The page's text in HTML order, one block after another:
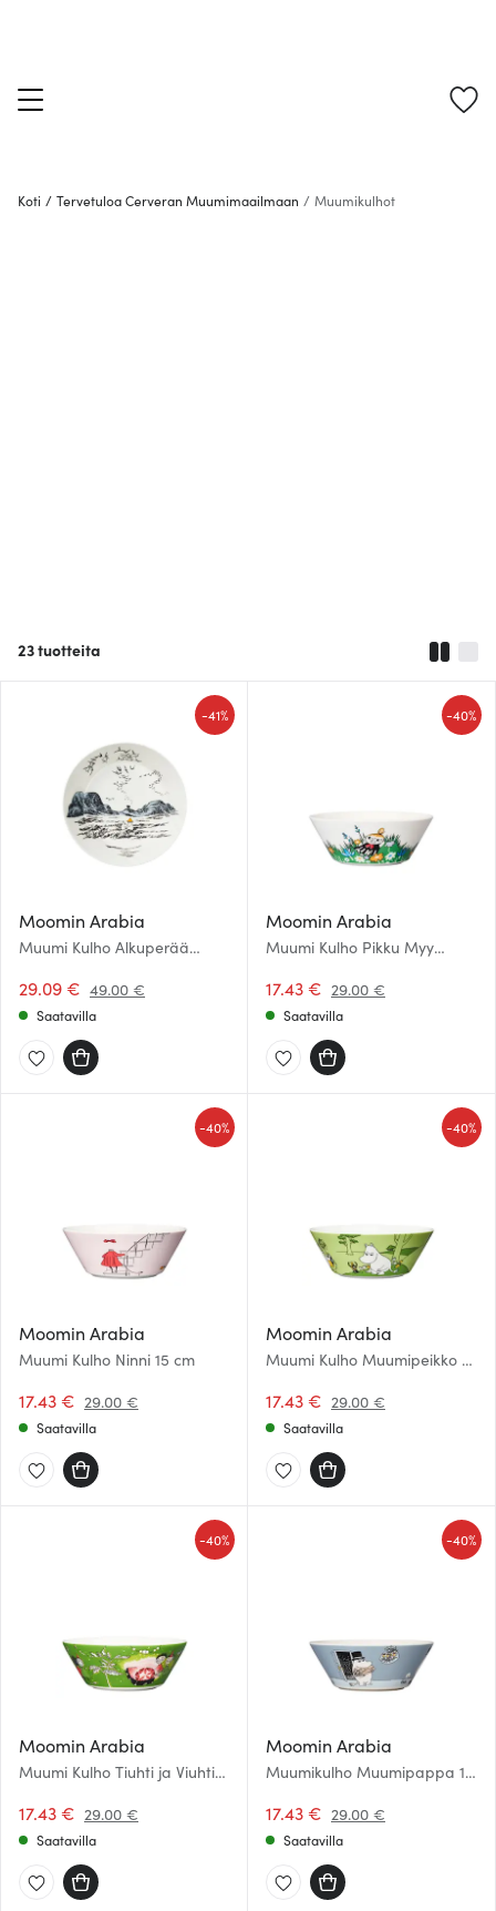
Koti / Tervetuloa Cerveran Muumimaailmaan / Muumikulhot
23tuotteita
Moomin Arabia
Muumi Kulho Alkuperää
29.09 € 49.00 €
-41%
Saatavilla
Moomin Arabia
Muumi Kulho Pikku Myy
17.43 € 29.00 €
-40%
Saatavilla
Moomin Arabia
Muumi Kulho Ninni 15 cm
17.43 € 29.00 €
-40%
Saatavilla
Moomin Arabia
Muumi Kulho Muumipeikko 15
17.43 € 29.00 €
-40%
Saatavilla
Moomin Arabia
Muumi Kulho Tiuhti ja Viuhti
17.43 € 29.00 €
-40%
Saatavilla
Moomin Arabia
Muumikulho Muumipappa 15
17.43 € 29.00 €
-40%
Saatavilla